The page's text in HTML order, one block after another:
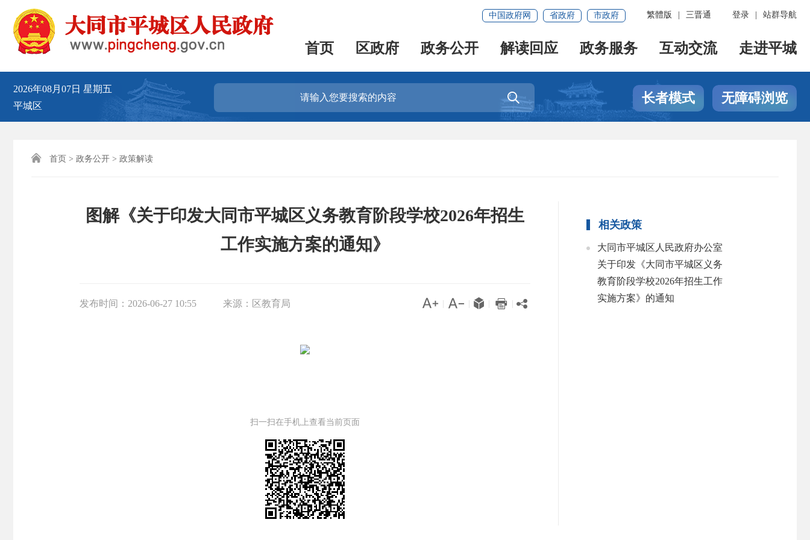
登录 站群导航
繁體版 三晋通
中国政府网 省政府 市政府
首页 区政府 政务公开 解读回应 政务服务 互动交流 走进平城
2026年08月07日 星期五
平城区
 长者模式 无障碍浏览
 首页 > 政务公开 > 政策解读
图解《关于印发大同市平城区义务教育阶段学校2026年招生
工作实施方案的通知》
发布时间： 2026-06-27 10:55 来源： 区教育局     
扫一扫在手机上查看当前页面
相关政策
大同市平城区人民政府办公室
关于印发《大同市平城区义务
教育阶段学校2026年招生工作
实施方案》的通知